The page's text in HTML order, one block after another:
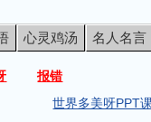
心灵鸡汤 名人名言
报错
世界多美呀PPT